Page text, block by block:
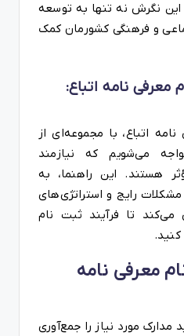
نگرش نه تنها به توسعه
و فرهنگی کشورمان کمک
معرفی نامه اتباع:
اتباع، با مجموعه‌ای از
می‌شویم که نیازمند
هستند. این راهنما، به
رایج و استراتژی‌های
می‌کند تا فرآیند ثبت نام
کنید.
معرفی نامه
مدارک مورد نیاز را جمع‌آوری